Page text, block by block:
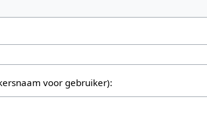
voor gebruiker):